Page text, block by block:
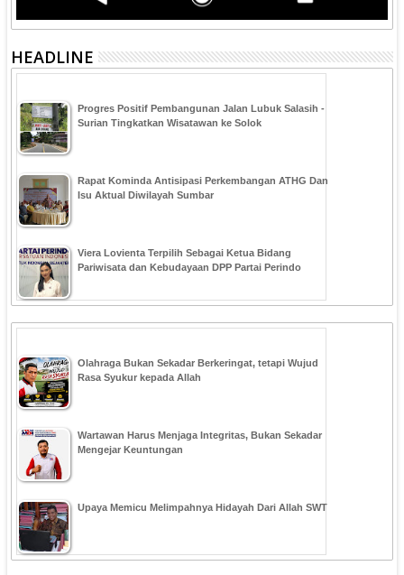
HEADLINE
Progres Positif Pembangunan Jalan Lubuk Salasih -
Surian Tingkatkan Wisatawan ke Solok
Rapat Kominda Antisipasi Perkembangan ATHG Dan
Isu Aktual Diwilayah Sumbar
Viera Lovienta Terpilih Sebagai Ketua Bidang
Pariwisata dan Kebudayaan DPP Partai Perindo
Olahraga Bukan Sekadar Berkeringat, tetapi Wujud
Rasa Syukur kepada Allah
Wartawan Harus Menjaga Integritas, Bukan Sekadar
Mengejar Keuntungan
Upaya Memicu Melimpahnya Hidayah Dari Allah SWT